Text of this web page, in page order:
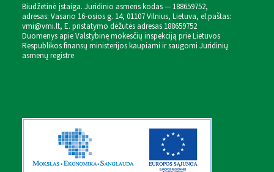
Biudžetinė įstaiga. Juridinio asmens kodas — 188659752,
adresas: Vasario 16-osios g. 14, 01107 Vilnius, Lietuva, el.paštas:
vmi@vmi.lt, E. pristatymo dėžutės adresas 188659752
Duomenys apie Valstybinę mokesčių inspekciją prie Lietuvos
Respublikos finansų ministerijos kaupiami ir saugomi Juridinių
asmenų registre